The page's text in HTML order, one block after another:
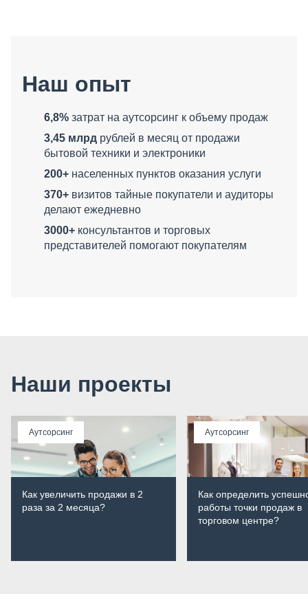
Наш опыт
6,8% затрат на аутсорсинг к объему продаж
3,45 млрд рублей в месяц от продажи
бытовой техники и электроники
200+ населенных пунктов оказания услуги
370+ визитов тайные покупатели и аудиторы
делают ежедневно
3000+ консультантов и торговых
представителей помогают покупателям
Наши проекты
Аутсорсинг
Как увеличить продажи в 2
раза за 2 месяца?
Аутсорсинг
Как определить
работы точки продаж в
торговом центре?